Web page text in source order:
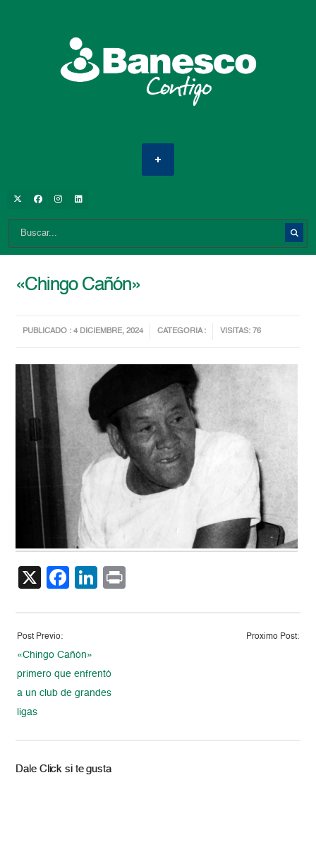
«Chingo Cañón»
PUBLICADO : 4 DICIEMBRE, 2024 CATEGORIA : VISITAS: 76
X Facebook
LinkedIn
Post Previo:
«Chingo Cañón»
primero que enfrentó
a un club de grandes
ligas
Proximo Post:
Dale Click si te gusta